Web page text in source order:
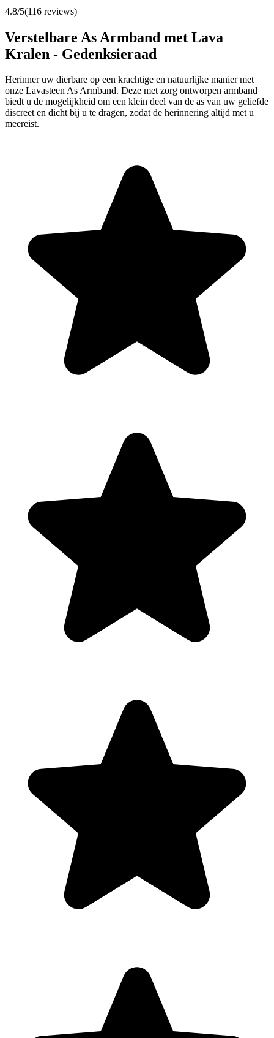
4.8/5(116 reviews)
Verstelbare As Armband met Lava
Kralen - Gedenksieraad
Herinner uw dierbare op een krachtige en natuurlijke manier met
onze Lavasteen As Armband. Deze met zorg ontworpen armband
biedt u de mogelijkheid om een klein deel van de as van uw geliefde
discreet en dicht bij u te dragen, zodat de herinnering altijd met u
meereist.